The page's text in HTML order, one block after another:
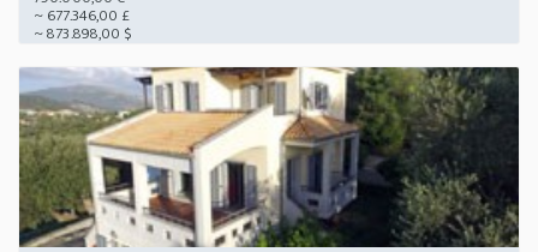
~ 677.346,00 £
~ 873.898,00 $